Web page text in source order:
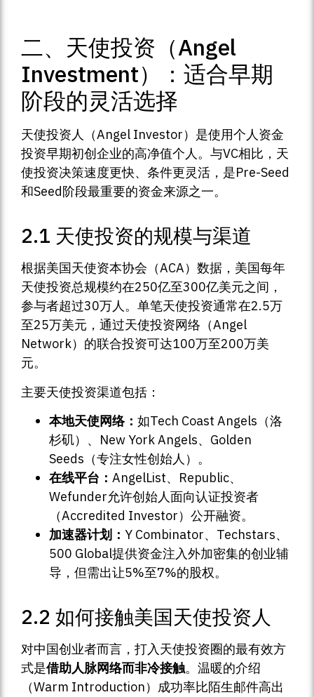
二、天使投资（Angel
Investment）：适合早期
阶段的灵活选择
天使投资人（Angel Investor）是使用个人资金
投资早期初创企业的高净值个人。与VC相比，天
使投资决策速度更快、条件更灵活，是Pre-Seed
和Seed阶段最重要的资金来源之一。
2.1 天使投资的规模与渠道
根据美国天使资本协会（ACA）数据，美国每年
天使投资总规模约在250亿至300亿美元之间，
参与者超过30万人。单笔天使投资通常在2.5万
至25万美元，通过天使投资网络（Angel
Network）的联合投资可达100万至200万美
元。
主要天使投资渠道包括：
本地天使网络： 如Tech Coast Angels（洛
杉矶）、New York Angels、Golden
Seeds（专注女性创始人）。
在线平台： AngelList、Republic、
Wefunder允许创始人面向认证投资者
（Accredited Investor）公开融资。
加速器计划： Y Combinator、Techstars、
500 Global提供资金注入外加密集的创业辅
导，但需出让5%至7%的股权。
2.2 如何接触美国天使投资人
对中国创业者而言，打入天使投资圈的最有效方
式是借助人脉网络而非冷接触。温暖的介绍
（Warm Introduction）成功率比陌生邮件高出